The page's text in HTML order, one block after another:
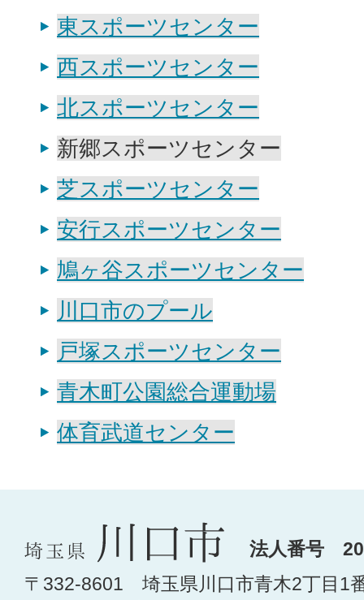
東スポーツセンター
西スポーツセンター
北スポーツセンター
新郷スポーツセンター
芝スポーツセンター
安行スポーツセンター
鳩ヶ谷スポーツセンター
川口市のプール
戸塚スポーツセンター
青木町公園総合運動場
体育武道センター
法人番号
〒332-8601 埼玉県川口市青木2丁目1